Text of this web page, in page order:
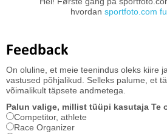
hvordan sportfoto.com
Feedback
On oluline, et meie teenindus oleks kiire
vastused põhjalikud. Selleks palume, et
võimalikult täpsete andmetega.
Palun valige, millist tüüpi kasutaja Te
Competitor, athlete
Race Organizer